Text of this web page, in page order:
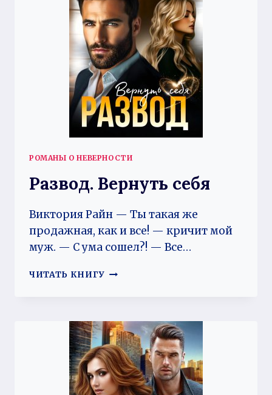
РОМАНЫ О НЕВЕРНОСТИ
Развод. Вернуть себя
Виктория Райн — Ты такая же
продажная, как и все! — кричит мой
муж. — С ума сошел?! — Все…
ЧИТАТЬ КНИГУ РАЗВОД.